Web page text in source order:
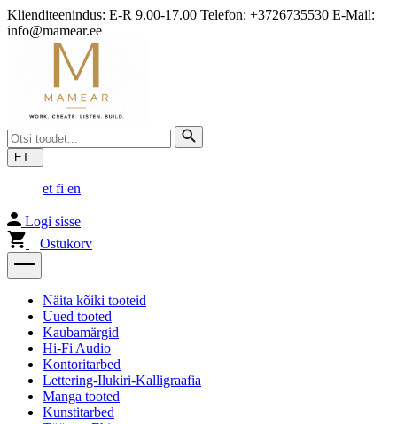
Klienditeenindus: E-R 9.00-17.00 Telefon: +3726735530 E-Mail:
info@mamear.ee
ET
et fi en
Logi sisse
Ostukorv
Näita kõiki tooteid
Uued tooted
Kaubamärgid
Hi-Fi Audio
Kontoritarbed
Lettering-Ilukiri-Kalligraafia
Manga tooted
Kunstitarbed